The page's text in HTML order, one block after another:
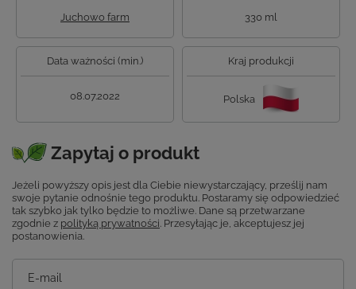
Juchowo farm 330 ml
Data ważności (min.)
08.07.2022
Kraj produkcji
Polska
Zapytaj o produkt
Jeżeli powyższy opis jest dla Ciebie niewystarczający, prześlij nam
swoje pytanie odnośnie tego produktu. Postaramy się odpowiedzieć
tak szybko jak tylko będzie to możliwe. Dane są przetwarzane
zgodnie z polityką prywatności. Przesyłając je, akceptujesz jej
postanowienia.
E-mail